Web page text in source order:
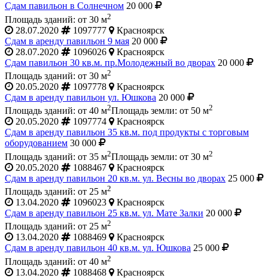
Сдам павильон в Солнечном 20 000
Площадь зданий: от 30 м2
28.07.2020 1097777
Красноярск
Сдам в аренду павильон 9 мая 20 000
28.07.2020
1096026
Красноярск
Сдам павильон 30 кв.м. пр.Молодежный во дворах 20 000
Площадь зданий: от 30 м2
20.05.2020 1097778
Красноярск
Сдам в аренду павильон ул. Юшкова 20 000
Площадь зданий: от 40 м2Площадь земли: от 50 м2
20.05.2020 1097774
Красноярск
Сдам в аренду павильон 35 кв.м. под продукты с торговым
оборудованием 30 000
Площадь зданий: от 35 м2Площадь земли: от 30 м2
20.05.2020 1088467
Красноярск
Сдам в аренду павильон 20 кв.м. ул. Весны во дворах 25 000
Площадь зданий: от 25 м2
13.04.2020 1096023
Красноярск
Сдам в аренду павильон 25 кв.м. ул. Мате Залки 20 000
Площадь зданий: от 25 м2
13.04.2020 1088469
Красноярск
Сдам в аренду павильон 40 кв.м. ул. Юшкова 25 000
Площадь зданий: от 40 м2
13.04.2020 1088468 Красноярск